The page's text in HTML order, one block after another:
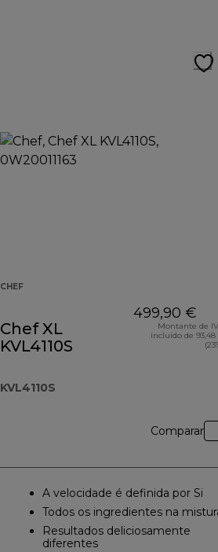
CHEF
Chef XL
KVL4110S
KVL4110S
499,90 €
Montante de
incluído de
Comparar
A velocidade é definida por Si
Todos os ingredientes na
Resultados deliciosamente
diferentes